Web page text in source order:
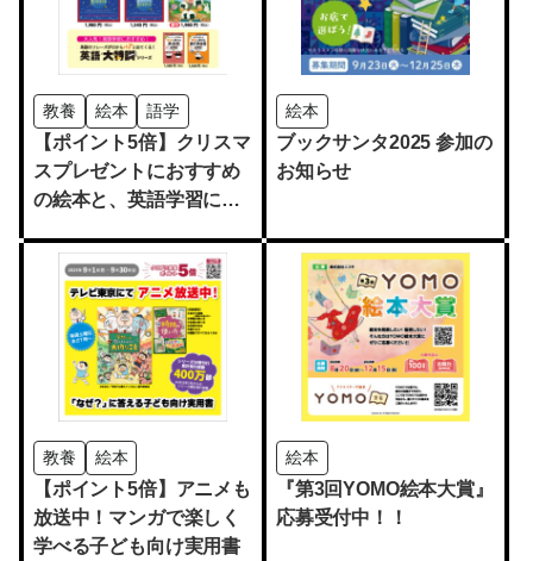
教養 絵本 語学
【ポイント5倍】クリスマ
スプレゼントにおすすめ
の絵本と、英語学習にお
ズ！
絵本
ブックサンタ2025 参加の
お知らせ
教養 絵本
【ポイント5倍】アニメも
放送中！マンガで楽しく
学べる子ども向け実用書
絵本
『第3回YOMO絵本大賞』
応募受付中！！